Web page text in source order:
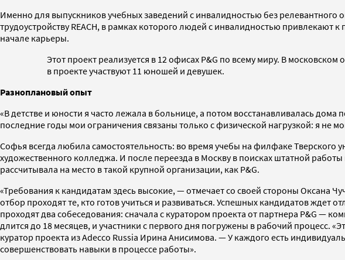
Именно для выпускников учебных заведений с инвалидностью без
трудоустройству REACH, в рамках которого людей с инвалидностью привлекают
начале карьеры.
Этот проект реализуется в 12 офисах P&G по всему миру. В
в проекте участвуют 11 юношей и девушек.
Разноплановый опыт
«В детстве и юности я часто лежала в больнице, а потом восстанавливалась
последние годы мои ограничения связаны только с физической нагрузкой: я не
Софья всегда любила самостоятельность: во время учебы на филфаке Тверского
художественного колледжа. И после переезда в Москву в поисках штатной
рассчитывала на место в такой крупной организации, как P&G.
«Требования к кандидатам здесь высокие, — отмечает со своей стороны Оксана
отбор проходят те, кто готов учиться и развиваться. Успешных кандидатов
проходят два собеседования: сначала с куратором проекта от партнера P&G —
длится до 18 месяцев, и участники с первого дня погружены в рабочий
куратор проекта из Adecco Russia Ирина Анисимова. — У каждого есть
совершенствовать навыки в процессе работы».